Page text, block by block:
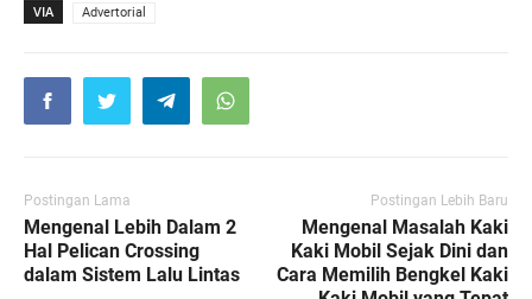
VIA Advertorial
Postingan Lama
Mengenal Lebih Dalam 2
Hal Pelican Crossing
dalam Sistem Lalu Lintas
Postingan Lebih Baru
Mengenal Masalah Kaki
Kaki Mobil Sejak Dini dan
Cara Memilih Bengkel Kaki